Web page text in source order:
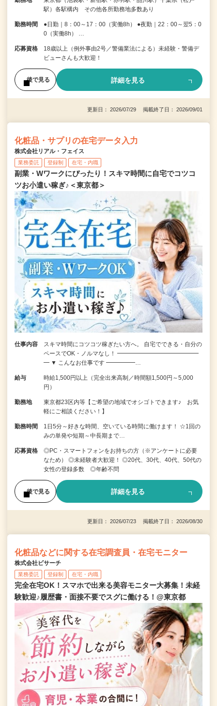
駅）各駅構内 その他各所勤務地多数あり
勤務時間
●日勤｜8：00～17：00（実働8h） ●夜勤｜22：00～翌5：0
0（実働8h） …
応募資格
18歳以上（例外事由2号／警備業法による）未経験・警備デ
ビューさんも大歓迎！
後で見る 詳細を見る
更新日： 2026/07/29 掲載終了日： 2026/09/01
化粧品・サプリの在宅データ入力
株式会社リアル・フェイス
業務委託 登録制 在宅・内職
副業・Wワークにぴったり！スキマ時間に自宅でコツコ
ツお小遣い稼ぎ♪＜東京都＞
仕事内容
スキマ時間にコツコツ稼ぎたい方へ。 自宅でできる・自分の
ペースでOK・ノルマなし！ ━━━━━━━━━━━━━━
━ ▼ こんなお仕事です ━━━━━…
給与
時給1,500円以上（完全出来高制／時間額1,500円～5,000
円）
勤務地
東京都23区内等【ご希望の地域でオシゴトできます♪ お気
軽にご相談ください！】
勤務時間
1日5分～好きな時間、空いている時間に働けます！ ☆1回の
みの単発や短期～中長期まで…
応募資格
◎PC・スマートフォンをお持ちの方（※アンケートに必要
なため） ◎未経験者大歓迎！ ◎20代、30代、40代、50代の
女性の登録多数 ◎年齢不問
後で見る 詳細を見る
更新日： 2026/07/23 掲載終了日： 2026/08/30
化粧品などに関する在宅調査員・在宅モニター
株式会社ビサーチ
業務委託 登録制 在宅・内職
完全在宅OK！スマホで出来る美容モニター大募集！未経
験歓迎♪履歴書・面接不要でスグに働ける！@東京都